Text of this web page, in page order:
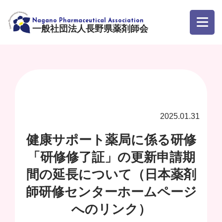
一般社団法人長野県薬剤師会
2025.01.31
健康サポート薬局に係る研修
「研修修了証」の更新申請期
間の延長について（日本薬剤
師研修センターホームページ
へのリンク）